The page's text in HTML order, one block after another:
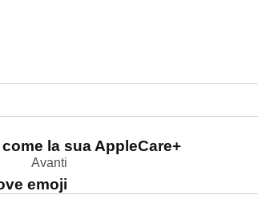
la sua AppleCare+
Avanti
emoji